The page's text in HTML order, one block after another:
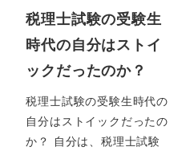
税理士試験の受験生
時代の自分はストイ
ックだったのか？
税理士試験の受験生時代の
自分はストイックだったの
か？ 自分は、税理士試験